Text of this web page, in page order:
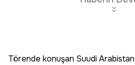
Törende konuşan Suudi